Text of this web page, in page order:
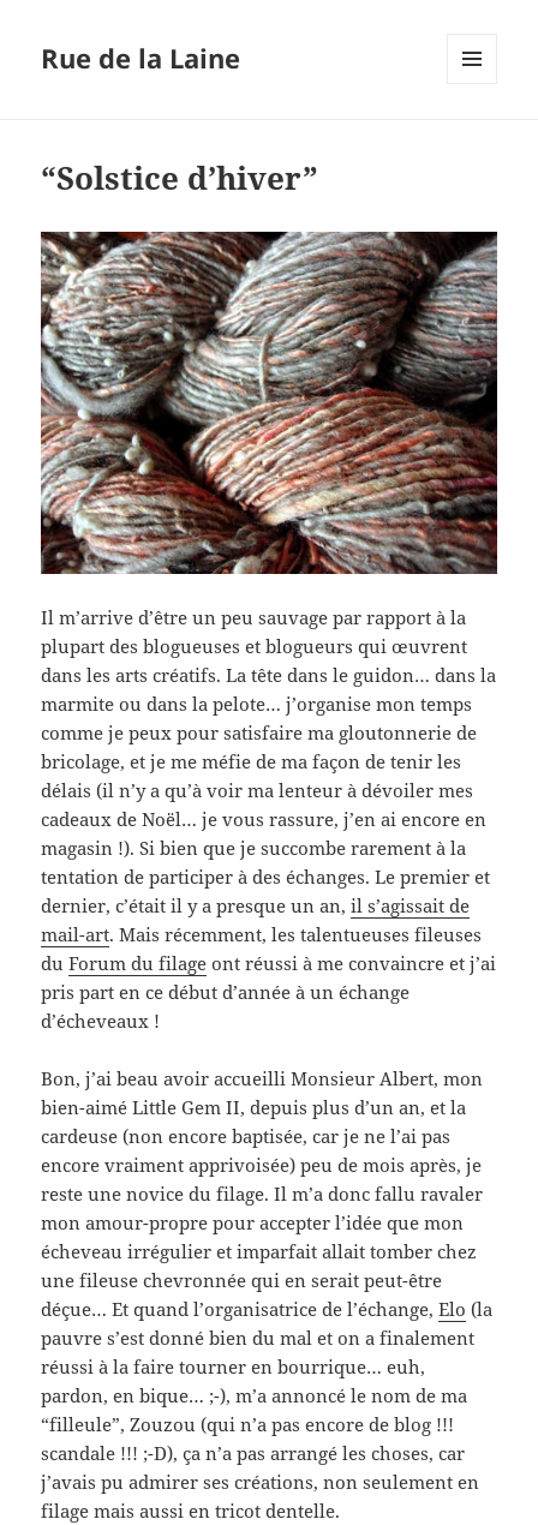
Rue de la Laine
“Solstice d’hiver”
Il m’arrive d’être un peu sauvage par rapport à la
plupart des blogueuses et blogueurs qui œuvrent
dans les arts créatifs. La tête dans le guidon… dans la
marmite ou dans la pelote… j’organise mon temps
comme je peux pour satisfaire ma gloutonnerie de
bricolage, et je me méfie de ma façon de tenir les
délais (il n’y a qu’à voir ma lenteur à dévoiler mes
cadeaux de Noël… je vous rassure, j’en ai encore en
magasin !). Si bien que je succombe rarement à la
tentation de participer à des échanges. Le premier et
dernier, c’était il y a presque un an,il s’agissait de
mail-art. Mais récemment, les talentueuses fileuses
duForum du filage ont réussi à me convaincre et j’ai
pris part en ce début d’année à un échange
d’écheveaux !
Bon, j’ai beau avoir accueilli Monsieur Albert, mon
bien-aimé Little Gem II, depuis plus d’un an, et la
cardeuse (non encore baptisée, car je ne l’ai pas
encore vraiment apprivoisée) peu de mois après, je
reste une novice du filage. Il m’a donc fallu ravaler
mon amour-propre pour accepter l’idée que mon
écheveau irrégulier et imparfait allait tomber chez
une fileuse chevronnée qui en serait peut-être
déçue… Et quand l’organisatrice de l’échange,Elo (la
pauvre s’est donné bien du mal et on a finalement
réussi à la faire tourner en bourrique… euh,
pardon, en bique… ;-), m’a annoncé le nom de ma
“filleule”, Zouzou (qui n’a pas encore de blog !!!
scandale !!! ;-D), ça n’a pas arrangé les choses, car
j’avais pu admirer ses créations, non seulement en
filage mais aussi en tricot dentelle.